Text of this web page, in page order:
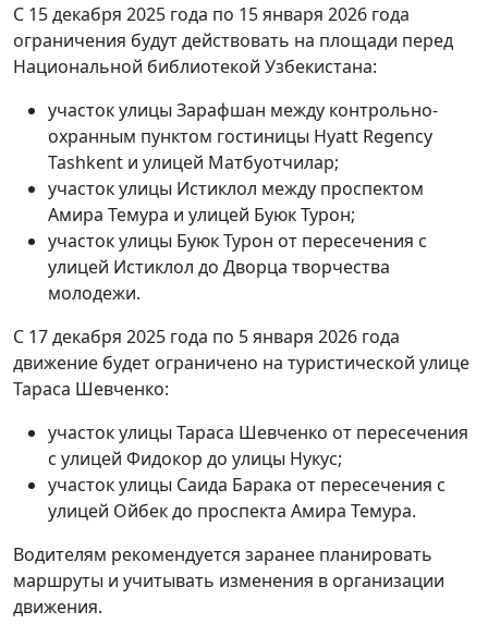
С 15 декабря 2025 года по 15 января 2026 года
ограничения будут действовать на площади перед
Национальной библиотекой Узбекистана:
участок улицы Зарафшан между контрольно-
охранным пунктом гостиницы Hyatt Regency
Tashkent и улицей Матбуотчилар;
участок улицы Истиклол между проспектом
Амира Темура и улицей Буюк Турон;
участок улицы Буюк Турон от пересечения с
улицей Истиклол до Дворца творчества
молодежи.
С 17 декабря 2025 года по 5 января 2026 года
движение будет ограничено на туристической улице
Тараса Шевченко:
участок улицы Тараса Шевченко от пересечения
с улицей Фидокор до улицы Нукус;
участок улицы Саида Барака от пересечения с
улицей Ойбек до проспекта Амира Темура.
Водителям рекомендуется заранее планировать
маршруты и учитывать изменения в организации
движения.